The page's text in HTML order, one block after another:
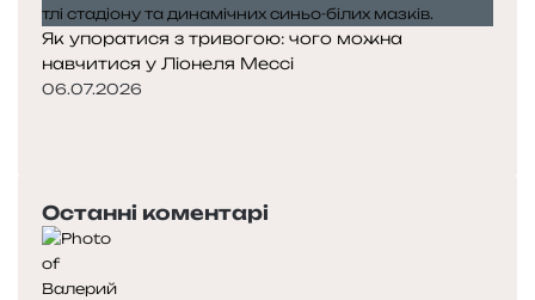
Як упоратися з тривогою: чого можна
навчитися у Ліонеля Мессі
06.07.2026
р
е
д
н
т
у
п
н
Останні коментарі